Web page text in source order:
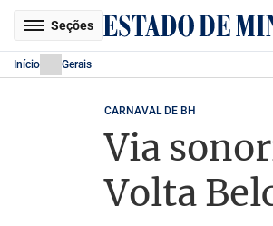
Seções
Início Gerais
CARNAVAL DE BH
Via
Volta